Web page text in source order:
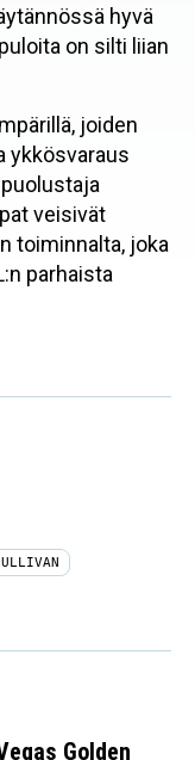
hyvä
on silti liian
joiden
ykkösvaraus
veisivät
toiminnalta, joka
parhaista
Golden